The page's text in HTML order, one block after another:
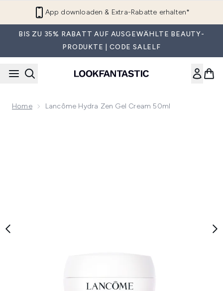
App downloaden & Extra-Rabatte erhalten*
BIS ZU 35% RABATT AUF AUSGEWÄHLTE BEAUTY-
PRODUKTE | CODE SALELF
Home Lancôme Hydra Zen Gel Cream 50ml